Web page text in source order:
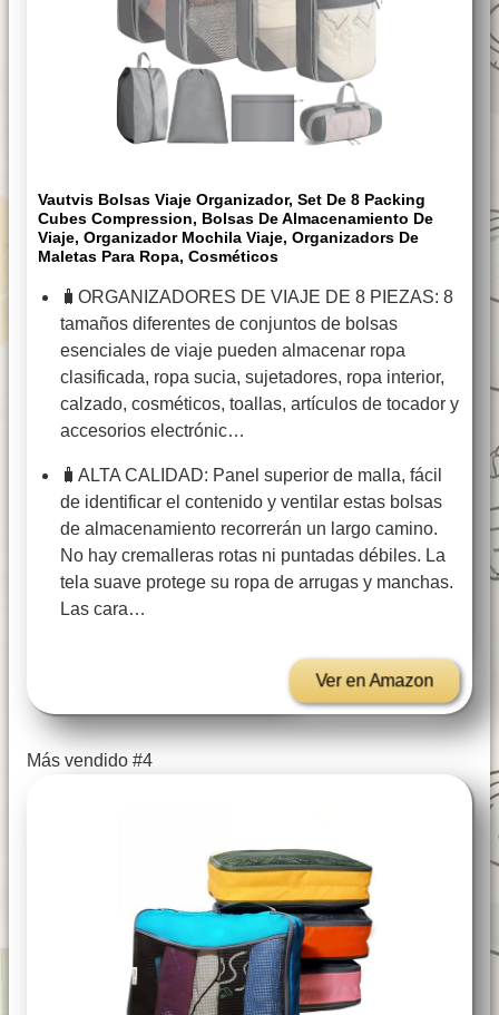
Vautvis Bolsas Viaje Organizador, Set De 8 Packing
Cubes Compression, Bolsas De Almacenamiento De
Viaje, Organizador Mochila Viaje, Organizadors De
Maletas Para Ropa, Cosméticos
🧳ORGANIZADORES DE VIAJE DE 8 PIEZAS: 8
tamaños diferentes de conjuntos de bolsas
esenciales de viaje pueden almacenar ropa
clasificada, ropa sucia, sujetadores, ropa interior,
calzado, cosméticos, toallas, artículos de tocador y
accesorios electrónic…
🧳ALTA CALIDAD: Panel superior de malla, fácil
de identificar el contenido y ventilar estas bolsas
de almacenamiento recorrerán un largo camino.
No hay cremalleras rotas ni puntadas débiles. La
tela suave protege su ropa de arrugas y manchas.
Las cara…
Ver en Amazon
Más vendido #4